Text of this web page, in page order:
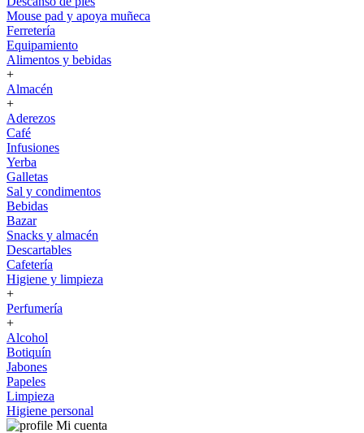
Mouse pad y apoya muñeca
Ferretería
Equipamiento
Alimentos y bebidas
+
Almacén
+
Aderezos
Café
Infusiones
Yerba
Galletas
Sal y condimentos
Bebidas
Bazar
Snacks y almacén
Descartables
Cafetería
Higiene y limpieza
+
Perfumería
+
Alcohol
Botiquín
Jabones
Papeles
Limpieza
Higiene personal
Mi cuenta